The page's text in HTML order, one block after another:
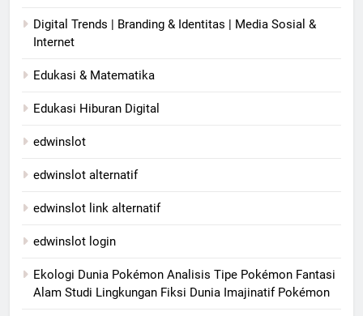
Digital Trends | Branding & Identitas | Media Sosial &
Internet
Edukasi & Matematika
Edukasi Hiburan Digital
edwinslot
edwinslot alternatif
edwinslot link alternatif
edwinslot login
Ekologi Dunia Pokémon Analisis Tipe Pokémon Fantasi
Alam Studi Lingkungan Fiksi Dunia Imajinatif Pokémon